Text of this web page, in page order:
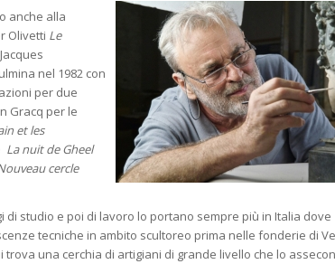
anche alla
Olivetti Le
nel 1982 con
per due
Gracq per le
et les
La nuit de Gheel
cercle
di studio e poi di lavoro lo portano sempre più in Italia dove
tecniche in ambito scultoreo prima nelle fonderie di
trova una cerchia di artigiani di grande livello che lo